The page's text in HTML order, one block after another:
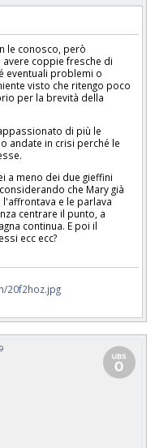
le conosco, però
coppie fresche di
eventuali problemi o
visto che ritengo poco
per la brevità della
di più le
andate in crisi perché le
a meno dei due gieffini
che Mary già
l'affrontava e le parlava
centrare il punto, a
continua. E poi il
ecc ecc?